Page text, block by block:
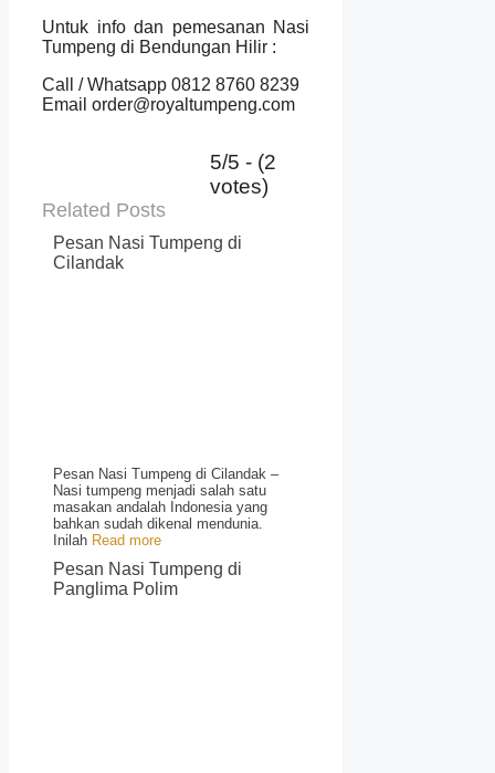
Untuk info dan pemesanan Nasi
Tumpeng di Bendungan Hilir :
Call / Whatsapp 0812 8760 8239
Email order@royaltumpeng.com
5/5 - (2
votes)
Related Posts
Pesan Nasi Tumpeng di
Cilandak
Pesan Nasi Tumpeng di Cilandak –
Nasi tumpeng menjadi salah satu
masakan andalah Indonesia yang
bahkan sudah dikenal mendunia.
Inilah Read more
Pesan Nasi Tumpeng di
Panglima Polim